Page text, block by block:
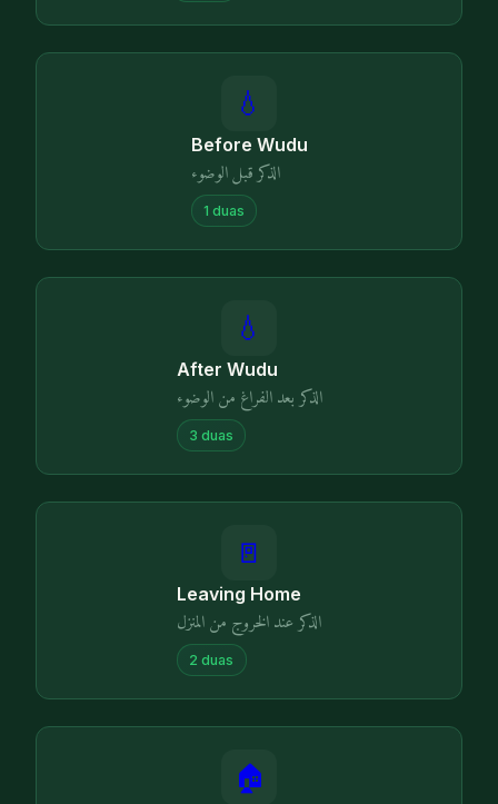
💧
Before Wudu
الذكر قبل الوضوء
1 duas
💧
After Wudu
الذكر بعد الفراغ من الوضوء
3 duas
🚪
Leaving Home
الذكر عند الخروج من المنزل
2 duas
🏠